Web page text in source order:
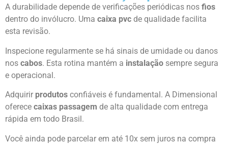
A durabilidade depende de verificações periódicas nos fios
dentro do invólucro. Uma caixa pvc de qualidade facilita
esta revisão.
Inspecione regularmente se há sinais de umidade ou danos
nos cabos. Esta rotina mantém a instalação sempre segura
e operacional.
Adquirir produtos confiáveis é fundamental. A Dimensional
oferece caixas passagem de alta qualidade com entrega
rápida em todo Brasil.
Você ainda pode parcelar em até 10x sem juros na compra